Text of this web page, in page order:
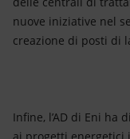
nuove iniziative nel
creazione di posti di
Infine, l’AD di Eni ha